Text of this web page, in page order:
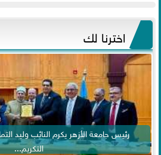
اخترنا لك
رئيس جامعة الأزهر يكرم النائب وليد
التكريم...